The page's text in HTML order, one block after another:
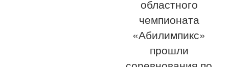
областного
чемпионата
«Абилимпикс»
прошли